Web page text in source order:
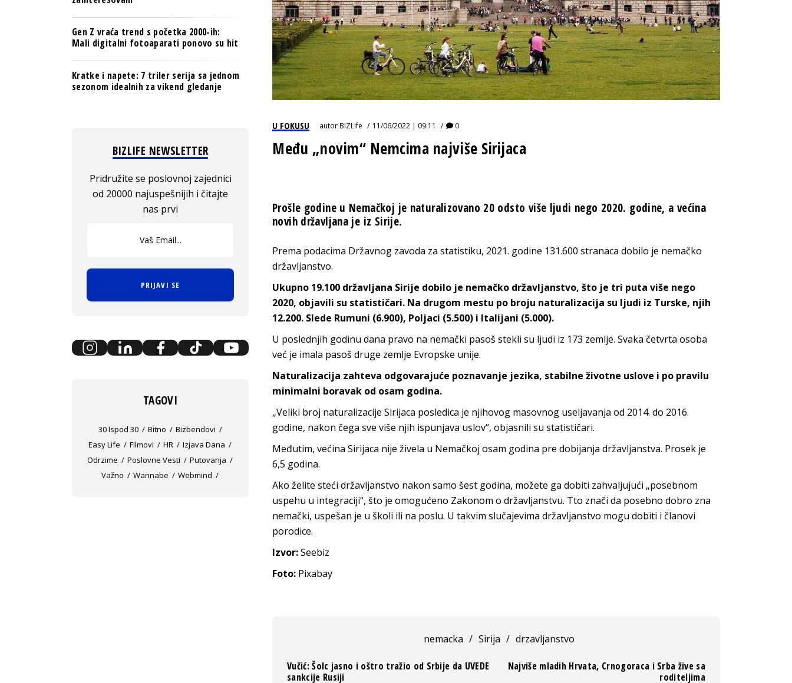
U FOKUSU autorBIZLife 11/06/2022 | 09:11 0
Među „novim“ Nemcima najviše Sirijaca
Prošle godine u Nemačkoj je naturalizovano 20 odsto više ljudi nego 2020. godine, a većina
novih državljana je iz Sirije.
Prema podacima Državnog zavoda za statistiku, 2021. godine 131.600 stranaca dobilo je nemačko
državljanstvo.
Ukupno 19.100 državljana Sirije dobilo je nemačko državljanstvo, što je tri puta više nego
2020, objavili su statističari. Na drugom mestu po broju naturalizacija su ljudi iz Turske, njih
12.200. Slede Rumuni (6.900), Poljaci (5.500) i Italijani (5.000).
U poslednjih godinu dana pravo na nemački pasoš stekli su ljudi iz 173 zemlje. Svaka četvrta osoba
već je imala pasoš druge zemlje Evropske unije.
Naturalizacija zahteva odgovarajuće poznavanje jezika, stabilne životne uslove i po pravilu
minimalni boravak od osam godina.
„Veliki broj naturalizacije Sirijaca posledica je njihovog masovnog useljavanja od 2014. do 2016.
godine, nakon čega sve više njih ispunjava uslov“, objasnili su statističari.
Međutim, većina Sirijaca nije živela u Nemačkoj osam godina pre dobijanja državljanstva. Prosek je
6,5 godina.
Ako želite steći državljanstvo nakon samo šest godina, možete ga dobiti zahvaljujući „posebnom
uspehu u integraciji“, što je omogućeno Zakonom o državljanstvu. Tto znači da posebno dobro zna
nemački, uspešan je u školi ili na poslu. U takvim slučajevima državljanstvo mogu dobiti i članovi
porodice.
Izvor:Seebiz
Foto: Pixabay
nemacka / Sirija / drzavljanstvo
Vučić: Šolc jasno i oštro tražio od Srbije da UVEDE
sankcije Rusiji
Najviše mladih Hrvata, Crnogoraca i Srba žive sa
roditeljima
Gen Z vraća trend s početka 2000-ih:
Mali digitalni fotoaparati ponovo su hit
Kratke i napete: 7 triler serija sa jednom
sezonom idealnih za vikend gledanje
BIZLIFE NEWSLETTER
Pridružite se poslovnoj zajednici
od 20000 najuspešnijih i čitajte
nas prvi
PRIJAVI SE
TAGOVI
30 Ispod 30 Bitno
Bizbendovi
Easy Life
Filmovi HR
Izjava Dana
Odrzime
Poslovne Vesti
Putovanja
Važno
Wannabe Webmind